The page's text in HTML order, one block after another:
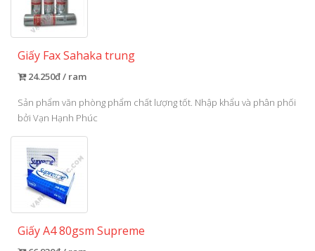
Giấy Fax Sahaka trung
24.250đ / ram
Sản phẩm văn phòng phẩm chất lượng tốt. Nhập khẩu và phân phối
bởi Vạn Hạnh Phúc
Giấy A4 80gsm Supreme